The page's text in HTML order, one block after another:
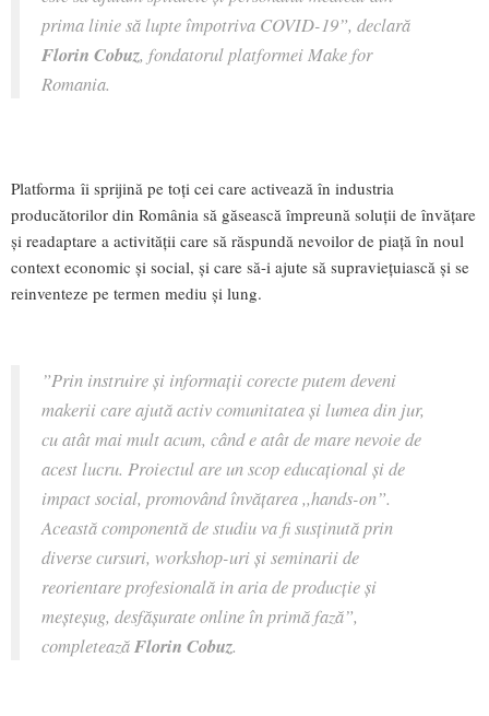
prima linie să lupte împotriva COVID-19”, declară
Florin Cobuz, fondatorul platformei Make for
Romania.
Platforma îi sprijină pe toți cei care activează în industria
producătorilor din România să găsească împreună soluții de învățare
și readaptare a activității care să răspundă nevoilor de piață în noul
context economic și social, și care să-i ajute să supraviețuiască și se
reinventeze pe termen mediu și lung.
”Prin instruire și informații corecte putem deveni
makerii care ajută activ comunitatea și lumea din jur,
cu atât mai mult acum, când e atât de mare nevoie de
acest lucru. Proiectul are un scop educațional și de
impact social, promovând învățarea ,,hands-on”.
Această componentă de studiu va fi susținută prin
diverse cursuri, workshop-uri și seminarii de
reorientare profesională in aria de producție și
meșteșug, desfășurate online în primă fază”,
completeazăFlorin Cobuz.